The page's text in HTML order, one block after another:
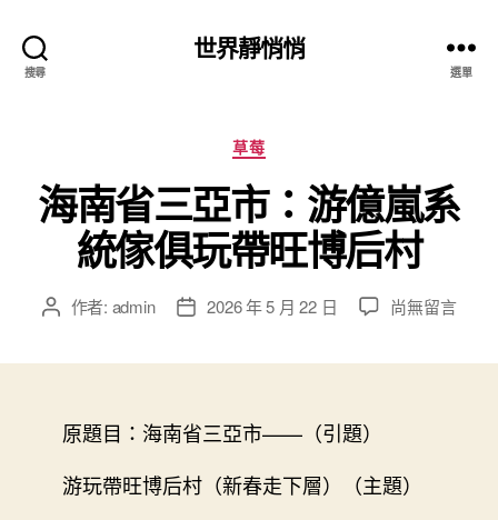
搜尋
世界靜悄悄
選單
分
類
草莓
海南省三亞市：游億嵐系
統傢俱玩帶旺博后村
文 作者: admin
文
期
2026 年 5 月 22 日
在
游
億
尚無留言
原題目：海南省三亞市——（引題）
游玩帶旺博后村（新春走下層）（主題）